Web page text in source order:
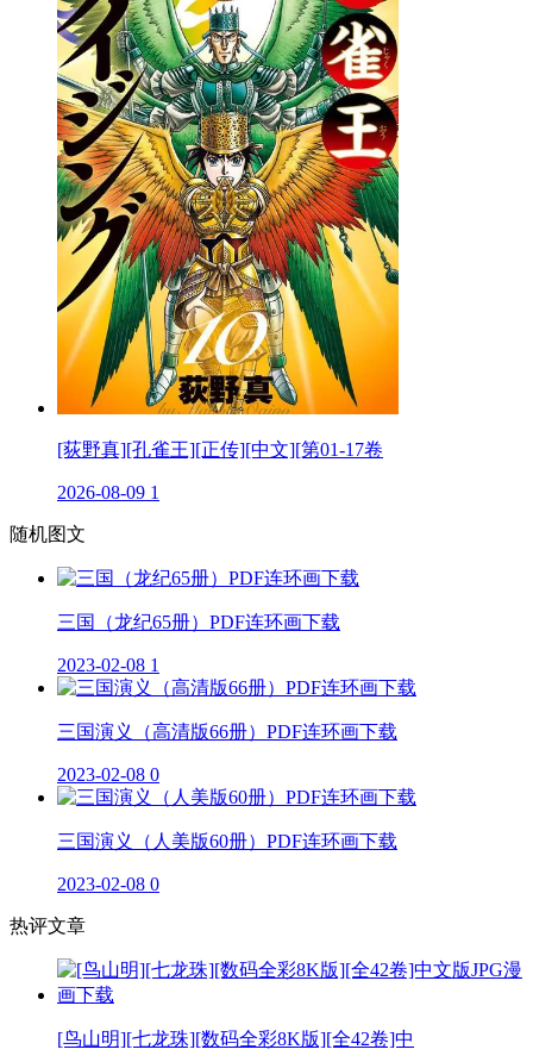
[荻野真][孔雀王][正传][中文][第01-17卷
2026-08-09 1
随机图文
三国（龙纪65册）PDF连环画下载
2023-02-08 1
三国演义（高清版66册）PDF连环画下载
2023-02-08 0
三国演义（人美版60册）PDF连环画下载
2023-02-08 0
热评文章
[鸟山明][七龙珠][数码全彩8K版][全42卷]中